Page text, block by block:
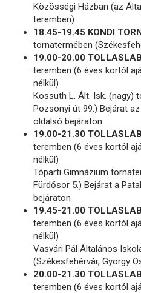
Közösségi Házban (az
teremben)
18.45-19.45 KONDI
tornatermében
19.00-20.00
teremben (6 éves kortól
nélkül)
Kossuth L. Ált. Isk. (nagy)
Pozsonyi út 99.) Bejárat
oldalsó bejáraton
19.00-21.30
teremben (6 éves kortól
nélkül)
Tóparti Gimnázium
Fürdősor 5.) Bejárat a
bejáraton
19.45-21.00
teremben (6 éves kortól
nélkül)
Vasvári Pál Általános
(Székesfehérvár, György
20.00-21.30
teremben (6 éves kortól